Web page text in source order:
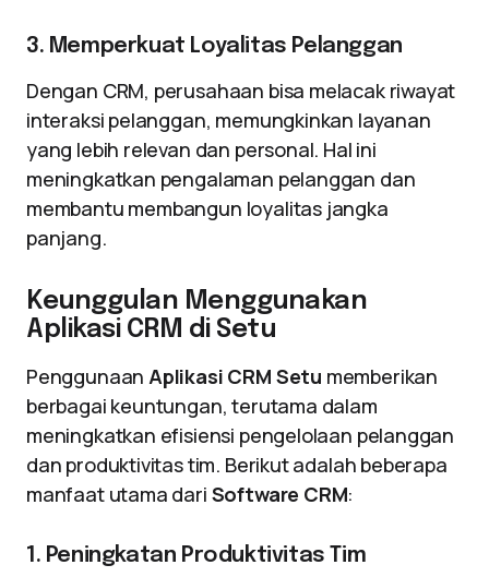
3. Memperkuat Loyalitas Pelanggan
Dengan CRM, perusahaan bisa melacak riwayat
interaksi pelanggan, memungkinkan layanan
yang lebih relevan dan personal. Hal ini
meningkatkan pengalaman pelanggan dan
membantu membangun loyalitas jangka
panjang.
Keunggulan Menggunakan
Aplikasi CRM di Setu
PenggunaanAplikasi CRM Setu memberikan
berbagai keuntungan, terutama dalam
meningkatkan efisiensi pengelolaan pelanggan
dan produktivitas tim. Berikut adalah beberapa
manfaat utama dari Software CRM:
1. Peningkatan Produktivitas Tim